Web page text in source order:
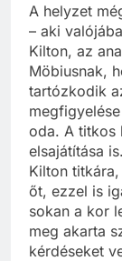
A helyzet
– aki
Kilton, az
Möbiusnak,
tartózkodik
oda. A titkos
elsajátítása
Kilton
őt, ezzel is
sokan a kor
meg akarta
kérdéseket